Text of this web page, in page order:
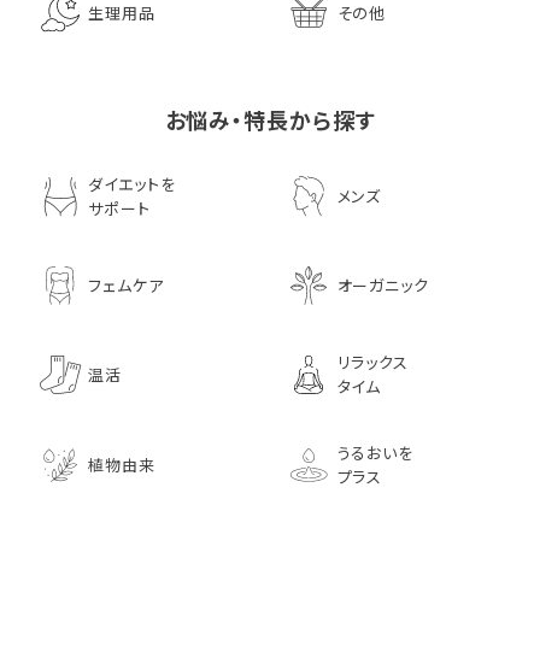
生理用品 その他
お悩み・特長から探す
ダイエットを
サポート
メンズ
フェムケア オーガニック
温活
リラックス
タイム
植物由来
うるおいを
プラス